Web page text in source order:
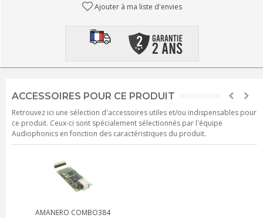
Ajouter à ma liste d'envies
ACCESSOIRES POUR CE PRODUIT
Retrouvez ici une sélection d'accessoires utiles et/ou indispensables pour
ce produit. Ceux-ci sont spécialement sélectionnés par l'équipe
Audiophonics en fonction des caractéristiques du produit.
AMANERO COMBO384